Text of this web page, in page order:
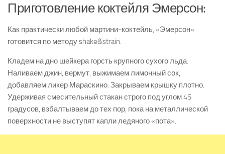
Приготовление коктейля Эмерсон:
Как практически любой мартини-коктейль, «Эмерсон»
готовится по методу shake&strain.
Кладем на дно шейкера горсть крупного сухого льда.
Наливаем джин, вермут, выжимаем лимонный сок,
добавляем ликер Мараскино. Закрываем крышку плотно.
Удерживая смесительный стакан строго под углом 45
градусов, взбалтываем до тех пор, пока на металлической
поверхности не выступят капли ледяного «пота».